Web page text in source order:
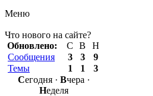
Меню
Что нового на сайте?
Обновлено:
С В
Н
Сообщения
3 3
9
Темы
1 1
3
Сегодня · Вчера ·
Неделя